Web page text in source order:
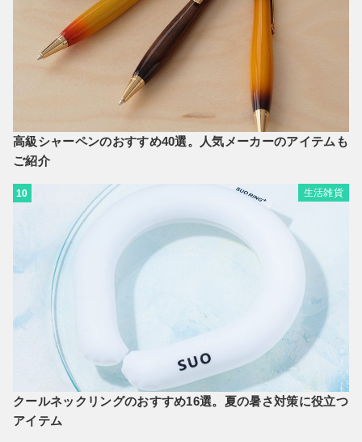
高級シャーペンのおすすめ40選。人気メーカーのアイテムも
ご紹介
10 生活雑貨
クールネックリングのおすすめ16選。夏の暑さ対策に役立つ
アイテム